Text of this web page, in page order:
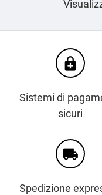
enhanced_encryption
Sistemi di
sicuri
local_shipping
Spedizione